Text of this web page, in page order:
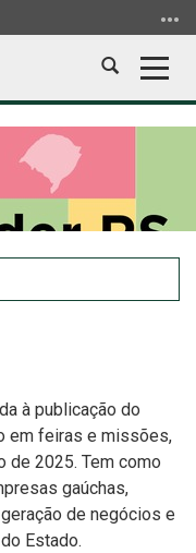
Abrir
à publicação do
em feiras e missões,
de 2025. Tem como
gaúchas,
de negócios e
Estado.